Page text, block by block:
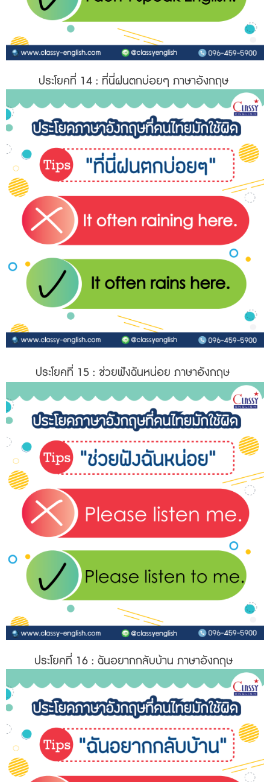
ประโยคที่ 14: ที่นี่ฝนตกบ่อยๆ ภาษาอังกฤษ
ประโยคที่ 15 : ช่วยฟังฉันหน่อย ภาษาอังกฤษ
ประโยคที่ 16: ฉันอยากกลับบ้าน ภาษาอังกฤษ